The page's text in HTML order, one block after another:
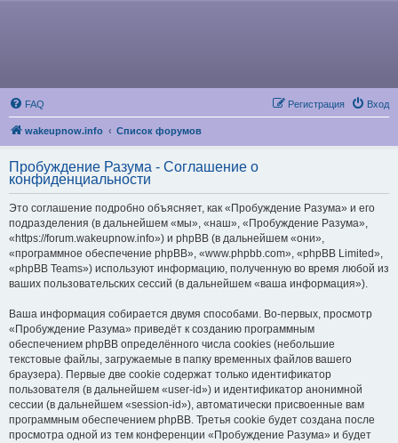
FAQ Вход
Регистрация
wakeupnow.info Список форумов
Пробуждение Разума - Соглашение о
конфиденциальности
Это соглашение подробно объясняет, как «Пробуждение Разума» и его
подразделения (в дальнейшем «мы», «наш», «Пробуждение Разума»,
«https://forum.wakeupnow.info») и phpBB (в дальнейшем «они»,
«программное обеспечение phpBB», «www.phpbb.com», «phpBB Limited»,
«phpBB Teams») используют информацию, полученную во время любой из
ваших пользовательских сессий (в дальнейшем «ваша информация»).
Ваша информация собирается двумя способами. Во-первых, просмотр
«Пробуждение Разума» приведёт к созданию программным
обеспечением phpBB определённого числа cookies (небольшие
текстовые файлы, загружаемые в папку временных файлов вашего
браузера). Первые две cookie содержат только идентификатор
пользователя (в дальнейшем «user-id») и идентификатор анонимной
сессии (в дальнейшем «session-id»), автоматически присвоенные вам
программным обеспечением phpBB. Третья cookie будет создана после
просмотра одной из тем конференции «Пробуждение Разума» и будет